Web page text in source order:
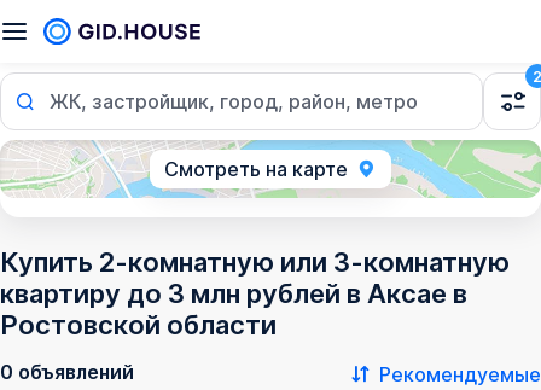
ЖК, застройщик, город, район, метро
2
Смотреть на карте
Купить 2-комнатную или 3-комнатную
квартиру до 3 млн рублей в Аксае в
Ростовской области
0 объявлений Рекомендуемые